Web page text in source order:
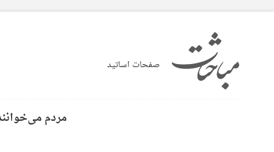
صفحات اساتید
مردم